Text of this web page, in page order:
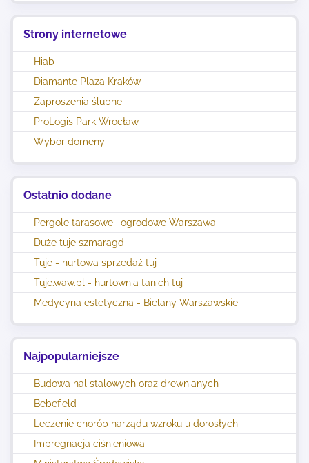
Strony internetowe
Hiab
Diamante Plaza Kraków
Zaproszenia ślubne
ProLogis Park Wrocław
Wybór domeny
Ostatnio dodane
Pergole tarasowe i ogrodowe Warszawa
Duże tuje szmaragd
Tuje - hurtowa sprzedaż tuj
Tuje.waw.pl - hurtownia tanich tuj
Medycyna estetyczna - Bielany Warszawskie
Najpopularniejsze
Budowa hal stalowych oraz drewnianych
Bebefield
Leczenie chorób narządu wzroku u dorosłych
Impregnacja ciśnieniowa